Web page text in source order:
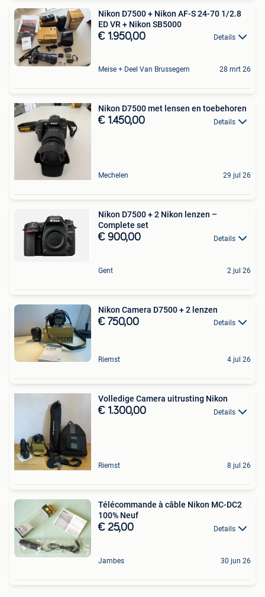
Nikon D7500 + Nikon AF-S 24-70 1/2.8
ED VR + Nikon SB5000
€ 1.950,00 Details
Meise + Deel Van Brussegem 28 mrt 26
Nikon D7500 met lensen en toebehoren
€ 1.450,00 Details
Mechelen 29 jul 26
Nikon D7500 + 2 Nikon lenzen –
Complete set
€ 900,00 Details
Gent 2 jul 26
Nikon Camera D7500 + 2 lenzen
€ 750,00 Details
Riemst 4 jul 26
Volledige Camera uitrusting Nikon
€ 1.300,00 Details
Riemst 8 jul 26
Télécommande à câble Nikon MC-DC2
100% Neuf
€ 25,00 Details
Jambes 30 jun 26